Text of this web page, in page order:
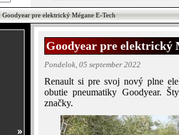
Goodyear pre elektrický Mégane E-Tech
Goodyear pre elektrický
Pondelok, 05 september 2022
Renault si pre svoj nový plne
obutie pneumatiky Goodyear.
značky.